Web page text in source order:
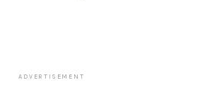
ADVERTISEMENT